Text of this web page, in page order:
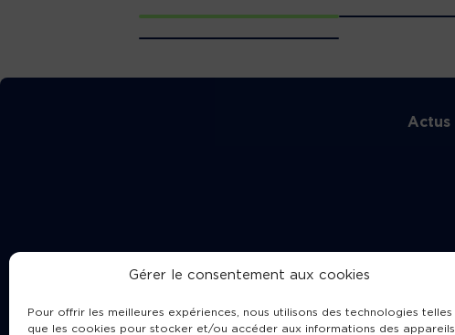
Gérer le consentement aux cookies
Pour offrir les meilleures expériences, nous utilisons des technologies telles
que les cookies pour stocker et/ou accéder aux informations des appareils.
Actus